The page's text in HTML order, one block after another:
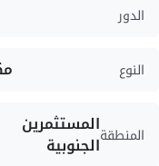
الدور
النوع
المنطقةالمستثمرين
الجنوبية